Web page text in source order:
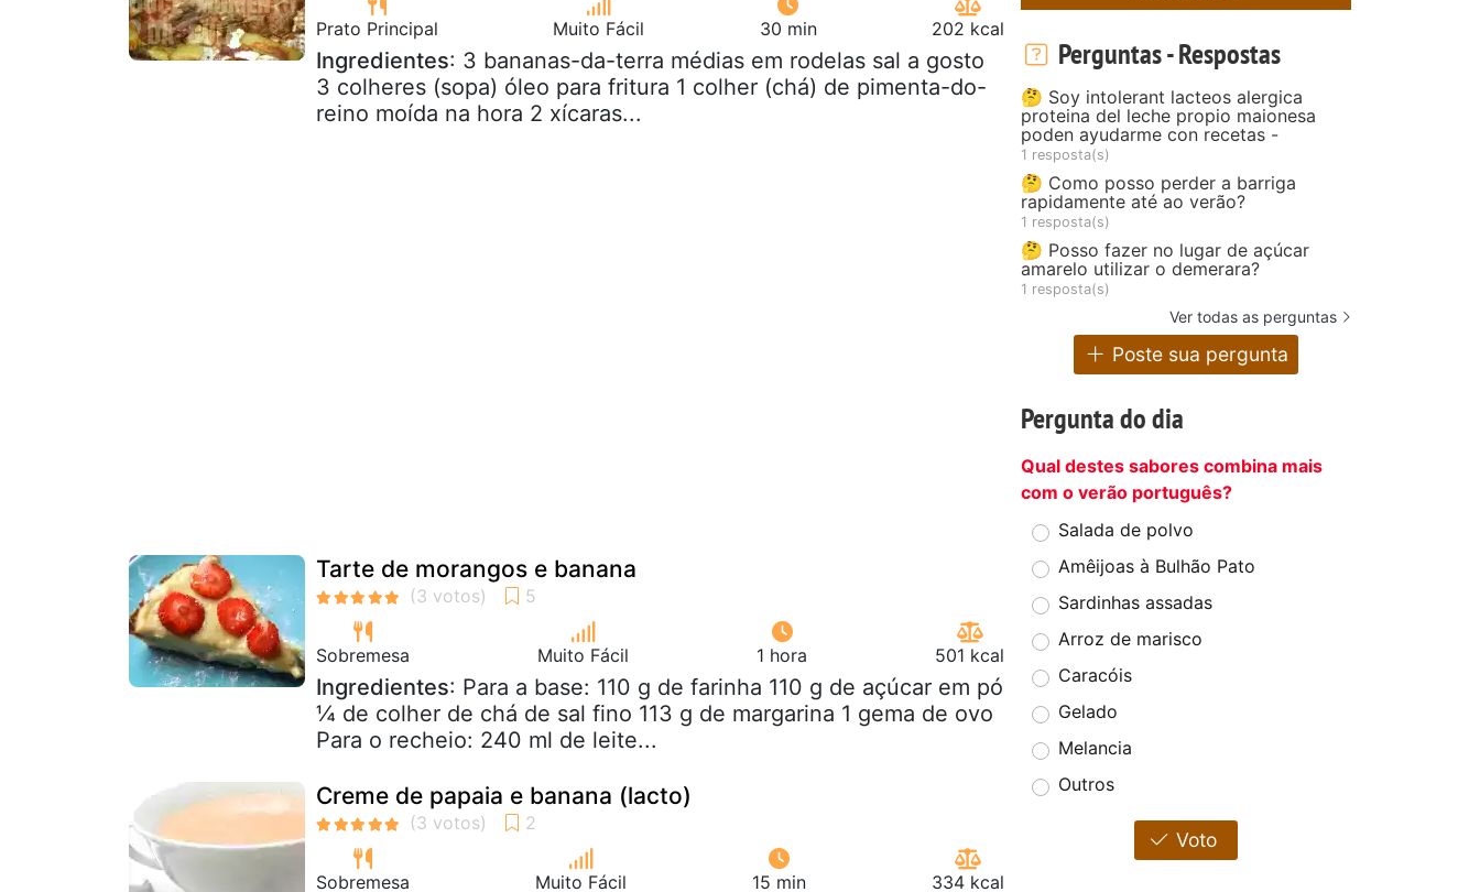
Prato Principal Muito Fácil 30 min 202 kcal
Ingredientes: 3 bananas-da-terra médias em rodelas sal a gosto
3 colheres (sopa) óleo para fritura 1 colher (chá) de pimenta-do-
reino moída na hora 2 xícaras...
Tarte de morangos e banana
Sobremesa Muito Fácil 1 hora 501 kcal
Ingredientes: Para a base: 110 g de farinha 110 g de açúcar em pó
¼ de colher de chá de sal fino 113 g de margarina 1 gema de ovo
Para o recheio: 240 ml de leite...
Creme de papaia e banana (lacto)
Sobremesa Muito Fácil 15 min 334 kcal
Perguntas - Respostas
🤔 Soy intolerant lacteos alergica
proteina del leche propio maionesa
poden ayudarme con recetas -
1 resposta(s)
🤔 Como posso perder a barriga
rapidamente até ao verão?
1 resposta(s)
🤔 Posso fazer no lugar de açúcar
amarelo utilizar o demerara?
1 resposta(s)
Ver todas as perguntas
Poste sua pergunta
Pergunta do dia
Qual destes sabores combina mais
com o verão português?
Salada de polvo
Amêijoas à Bulhão Pato
Sardinhas assadas
Arroz de marisco
Caracóis
Gelado
Melancia
Outros
Voto